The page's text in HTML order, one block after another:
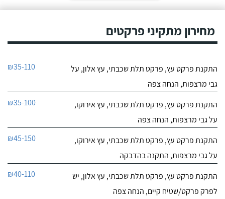
מחירון מתקיני פרקטים
התקנת פרקט עץ, פרקט תלת שכבתי, עץ אלון, על
גבי מרצפות, הנחה צפה
₪35-110
התקנת פרקט עץ, פרקט תלת שכבתי, עץ אירוקו,
על גבי מרצפות, הנחה צפה
₪35-100
התקנת פרקט עץ, פרקט תלת שכבתי, עץ אירוקו,
על גבי מרצפות, התקנה בהדבקה
₪45-150
התקנת פרקט עץ, פרקט תלת שכבתי, עץ אלון, יש
לפרק פרקט/שטיח קיים, הנחה צפה
₪40-110